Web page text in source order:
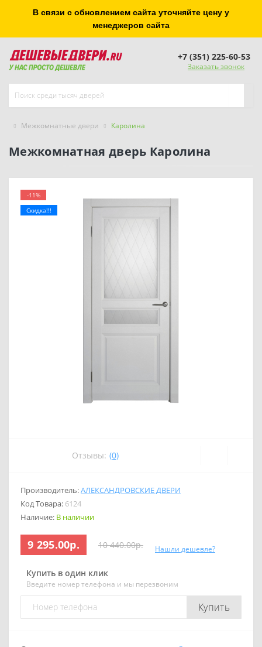
В связи с обновлением сайта уточняйте цену у
менеджеров сайта
+7 (351) 225-60-53
Заказать звонок
Межкомнатные двери Каролина
Межкомнатная дверь Каролина
-11%
Скидка!!!
Отзывы: (0)
Производитель:АЛЕКСАНДРОВСКИЕ ДВЕРИ
Код Товара: 6124
Наличие: В наличии
9 295.00р. 10 440.00р. Нашли дешевле?
Купить в один клик
Введите номер телефона и мы перезвоним
Купить